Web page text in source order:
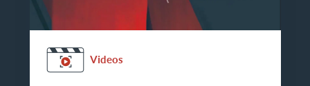
Videos